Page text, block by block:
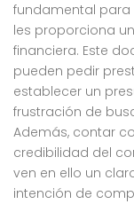
fundamental para
les proporciona
financiera. Este
pueden pedir
establecer un
frustración de
Además, contar
credibilidad del
ven en ello un
intención de